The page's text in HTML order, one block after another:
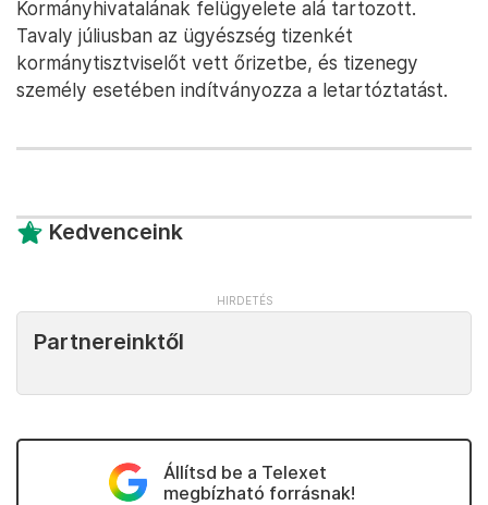
Kormányhivatalának felügyelete alá tartozott.
Tavaly júliusban az ügyészség tizenkét
kormánytisztviselőt vett őrizetbe, és tizenegy
személy esetében indítványozza a letartóztatást.
Kedvenceink
Partnereinktől
Állítsd be a Telexet
megbízható forrásnak!